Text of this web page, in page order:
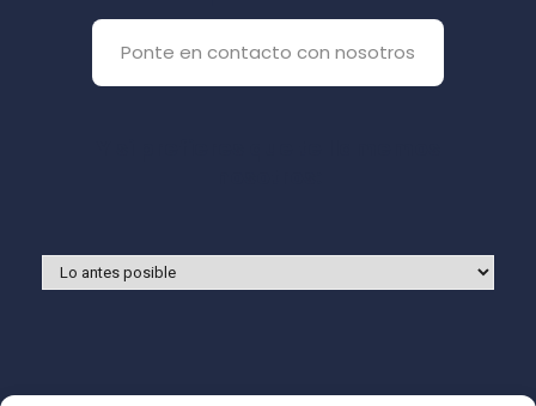
Ponte en contacto con nosotros